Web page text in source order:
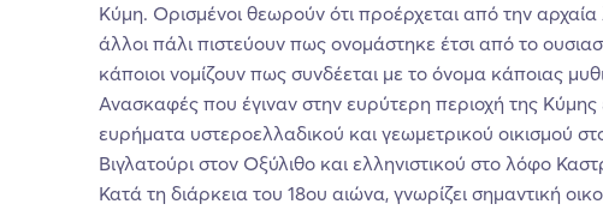
Κύμη. Ορισμένοι θεωρούν ότι προέρχεται από την
άλλοι πάλι πιστεύουν πως ονομάστηκε έτσι από το
κάποιοι νομίζουν πως συνδέεται με το όνομα κάποιας
Ανασκαφές που έγιναν στην ευρύτερη περιοχή της
ευρήματα υστεροελλαδικού και γεωμετρικού οικισμού
Βιγλατούρι στον Οξύλιθο και ελληνιστικού στο λόφο
Κατά τη διάρκεια του 18ου αιώνα, γνωρίζει σημαντική